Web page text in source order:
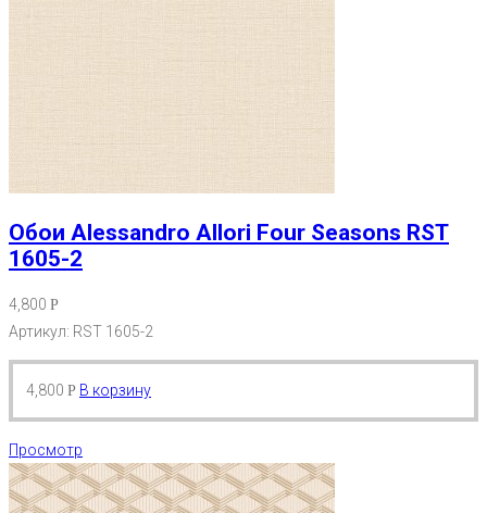
Обои Alessandro Allori Four Seasons RST
1605-2
4,800 Р
Артикул: RST 1605-2
4,800 Р В корзину
Просмотр